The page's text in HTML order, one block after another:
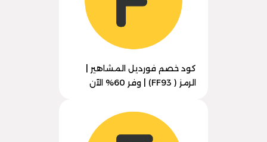
كود خصم فورديل المشاهير |
الرمز ( FF93) | وفر 60% الآن